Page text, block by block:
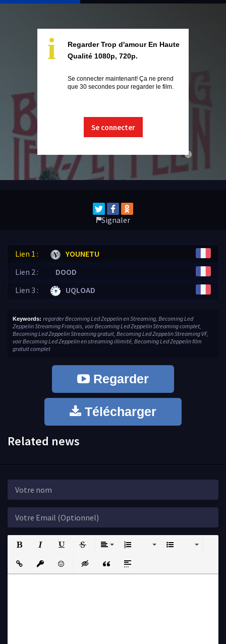
close
i
Regarder Trop d'amour En Haute
Qualité 1080p, 720p.
Se connecter maintenant! Ça ne prend
que 30 secondes pour regarder le film.
Se connecter
Signaler
Lien 1 :
YOUNETU
Lien 2 :
DOOD
Lien 3 :
UQLOAD
Keywords: regarder Becoming Led Zeppelin en Streaming, Becoming Led
Zeppelin Streaming Français, voir Becoming Led Zeppelin Streaming complet,
Becoming Led Zeppelin Streaming gratuit, Becoming Led Zeppelin Streaming VF,
voir Becoming Led Zeppelin en streaming illimité, Becoming Led Zeppelin film
gratuit complet
Regarder
Télécharger
Related news
Strikethrough
Insert LinkInsert protected link
EmoticonsInsert hidden text
Insert QuoteInsert spoiler